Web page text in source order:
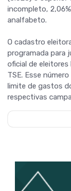
incompleto,
analfabeto.
O cadastro
programada para
oficial de
TSE. Esse
limite de gastos
respectivas